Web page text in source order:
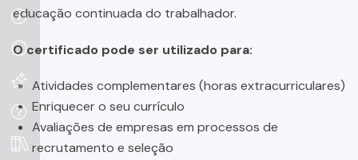
educação continuada do trabalhador.
O certificado pode ser utilizado para:
Atividades complementares (horas extracurriculares)
Enriquecer o seu currículo
Avaliações de empresas em processos de
recrutamento e seleção